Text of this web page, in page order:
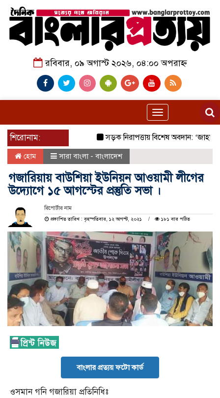
রবিবার, ০৯ অগাস্ট ২০২৬, ০৪:০০ অপরাহ্ন
Toggle
navigation
শিরোনাম:
সড়ক নিরাপত্তায় বিশেষ অবদান:
হোম সারা বাংলা - বাংলাদেশ
গজারিয়ায় বাউশিয়া ইউনিয়ন আওয়ামী লীগের
উদ্যোগে ১৫ আগস্টের প্রস্তুতি সভা ।
রিপোর্টার নাম
প্রকাশিত তারিখ : বৃহস্পতিবার, ১২ আগস্ট, ২০২১
১৮১ বার পঠিত
বাংলার প্রত্যয় ফটো কার্ড
ওসমান গনি গজারিয়া প্রতিনিধিঃ